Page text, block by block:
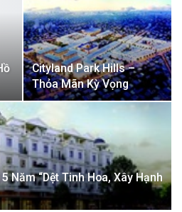
Cityland Park Hills –
Thỏa Mãn Kỳ Vọng
Năm “dệt Tinh Hoa, Xây Hạnh